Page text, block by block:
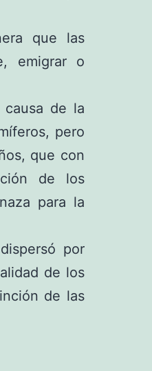
que las
emigrar o
de la
pero
que con
de los
para la
por
de los
de las